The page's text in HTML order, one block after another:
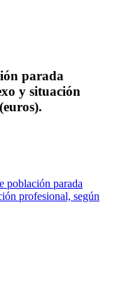
parada
y situación
población parada
profesional, según